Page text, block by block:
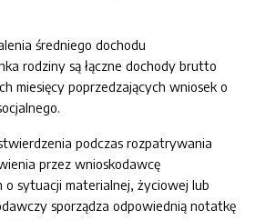
średniego dochodu
rodziny są łączne dochody brutto
miesięcy poprzedzających wniosek o
podczas rozpatrywania
przez wnioskodawcę
sytuacji materialnej, życiowej lub
sporządza odpowiednią notatkę